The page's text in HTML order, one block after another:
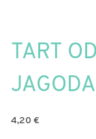
TART
4,20 €